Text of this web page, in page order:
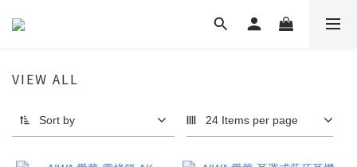
VIEW ALL
Sort by 24 Items per page